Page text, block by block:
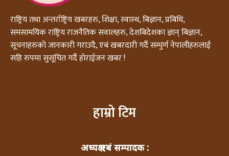
राष्ट्रिय तथा अन्तर्राष्ट्रिय खबरहरु, शिक्षा, स्वास्थ, बिज्ञान, प्रबिधि,
समसामयिक राष्ट्रिय राजनैतिक सवालहरु, देशबिदेशका ज्ञान् बिज्ञान,
सूचनाहरुको जानकारी गराउदै, एबं खबरदारी गर्दै सम्पुर्ण नेपालीहरुलाई
सहि रुपमा सुसूचित गर्दै होराईजन खबर !
हाम्रो टिम
अध्यक्ष एबं सम्पादक :